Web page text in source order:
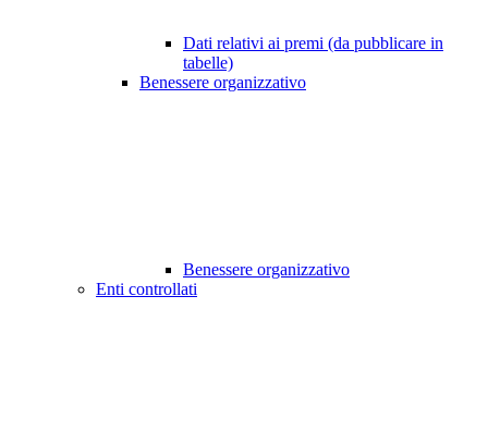
Dati relativi ai premi (da pubblicare in
tabelle)
Benessere organizzativo
Benessere organizzativo
Enti controllati